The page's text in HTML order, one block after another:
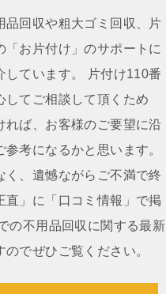
品回収や粗大ゴミ回収、片
お片付け」のサポートに
しています。 片付け110番
してご相談して頂くため
れば、お客様のご要望に沿
考になるかと思います。
く、遺憾ながらご不満で終
直」に「口コミ情報」で掲
の不用品回収に関する最新
でぜひご覧ください。